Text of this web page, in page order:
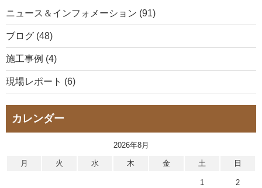
ニュース＆インフォメーション (91)
ブログ (48)
施工事例 (4)
現場レポート (6)
カレンダー
2026年8月
月 火 水 木 金 土 日
1 2